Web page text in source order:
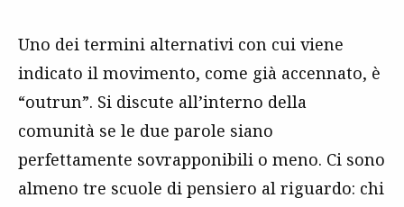
Uno dei termini alternativi con cui viene
indicato il movimento, come già accennato, è
“outrun”. Si discute all’interno della
comunità se le due parole siano
perfettamente sovrapponibili o meno. Ci sono
almeno tre scuole di pensiero al riguardo: chi